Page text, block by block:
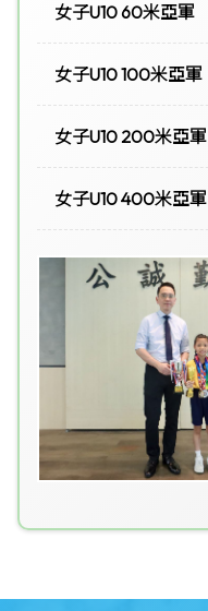
女子U10 60米亞軍
女子U10 100米亞軍
女子U10 200米亞軍
女子U10 400米亞軍